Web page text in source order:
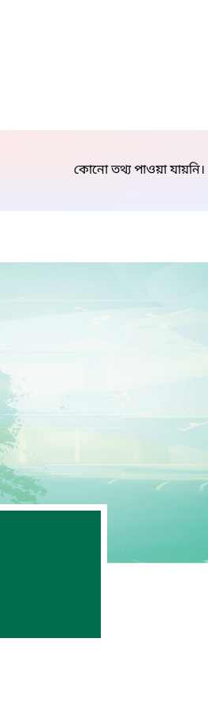
কোনো তথ্য পাওয়া যায়নি।